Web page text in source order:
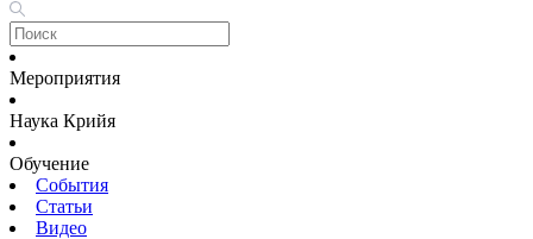
Мероприятия
Наука Крийя
Обучение
События
Статьи
Видео